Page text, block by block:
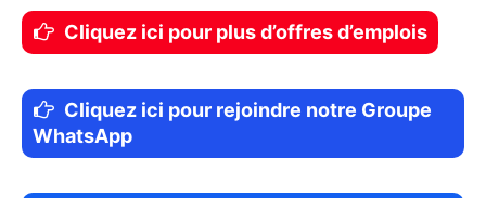
Cliquez ici pour plus d’offres d’emplois
Cliquez ici pour rejoindre notre Groupe
WhatsApp